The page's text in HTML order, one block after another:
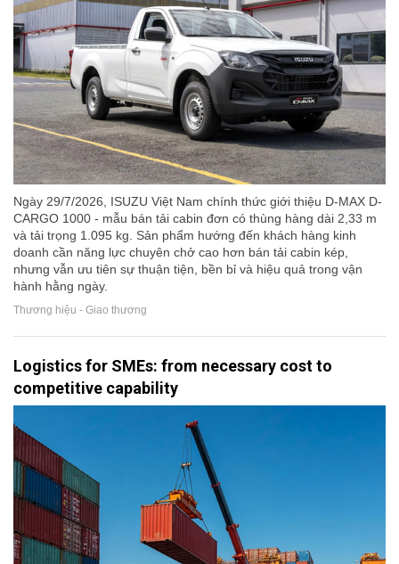
Ngày 29/7/2026, ISUZU Việt Nam chính thức giới thiệu D-MAX D-
CARGO 1000 - mẫu bán tải cabin đơn có thùng hàng dài 2,33 m
và tải trọng 1.095 kg. Sản phẩm hướng đến khách hàng kinh
doanh cần năng lực chuyên chở cao hơn bán tải cabin kép,
nhưng vẫn ưu tiên sự thuận tiện, bền bỉ và hiệu quả trong vận
hành hằng ngày.
Thương hiệu - Giao thương
Logistics for SMEs: from necessary cost to
competitive capability